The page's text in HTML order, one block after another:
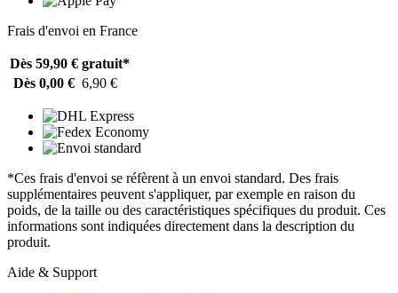
Frais d'envoi en France
Dès 59,90 € gratuit*
Dès 0,00 € 6,90 €
*Ces frais d'envoi se réfèrent à un envoi standard. Des frais
supplémentaires peuvent s'appliquer, par exemple en raison du
poids, de la taille ou des caractéristiques spécifiques du produit. Ces
informations sont indiquées directement dans la description du
produit.
Aide & Support